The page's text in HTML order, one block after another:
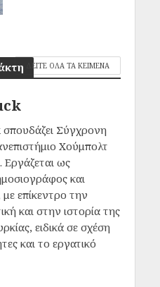
ΔΕΙΤΕ ΟΛΑ ΤΑ ΚΕΙΜΕΝΑ
Σύγχρονη
Χούμπολτ
Εργάζεται ως
και
επίκεντρο την
και στην ιστορία της
ειδικά σε σχέση
και το εργατικό